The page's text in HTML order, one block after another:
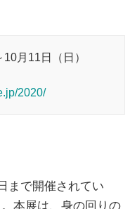
月11日（日）
2020/
まで開催されてい
本展は、身の回りの